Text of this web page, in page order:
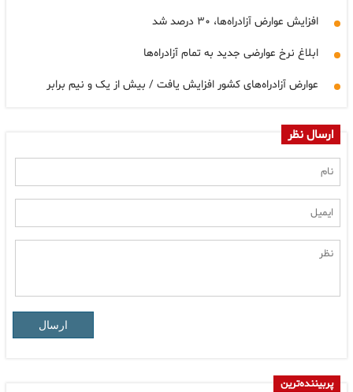
افزایش عوارض آزادراه‌ها، ۳۰ درصد شد
ابلاغ نرخ عوارضی جدید به تمام آزادراه‌ها
عوارض آزادراه‌های کشور افزایش یافت / بیش از یک و نیم برابر
ارسال نظر
ارسال
پربیننده‌ترین